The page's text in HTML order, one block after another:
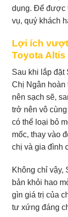
dụng. Để được
vụ, quý khách
Lợi ích
Toyota Altis
Sau khi lắp đặt
Chị Ngân hoàn
nên sạch sẽ,
trở nên vô
có thể loại bỏ
mốc, thay vào
chị và gia đình
Không chỉ vậy,
bản khỏi hao
gìn giá trị của
tư xứng đáng